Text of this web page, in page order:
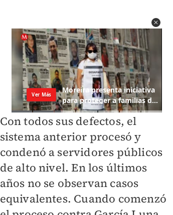
Con todos sus defectos, el
sistema anterior procesó y
condenó a servidores públicos
de alto nivel. En los últimos
años no se observan casos
equivalentes. Cuando comenzó